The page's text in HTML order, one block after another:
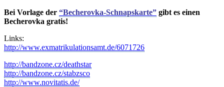
Bei Vorlage der “Becherovka-Schnapskarte” gibt es einen
Becherovka gratis!
Links:
http://www.exmatrikulationsamt.de/6071726
http://bandzone.cz/deathstar
http://bandzone.cz/stabzsco
http://www.novitatis.de/